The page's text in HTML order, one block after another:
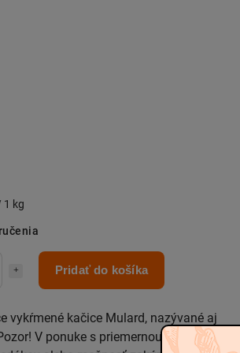
1 kg
Pridať do košíka
vykŕmené kačice Mulard, nazývané aj
V ponuke s priemernou váhou 3 –